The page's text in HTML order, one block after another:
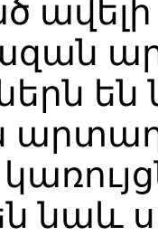
են
նաև